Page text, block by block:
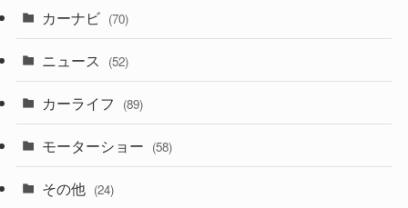
(50)
(43)
(6)
(9)
(58)
(28)
(27)
(26)
(1) (5)
カーナビ (70)
ニュース (52)
カーライフ (89)
モーターショー (58)
その他 (24)